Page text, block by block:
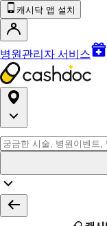
캐시닥 앱 설치
병원관리자 서비스